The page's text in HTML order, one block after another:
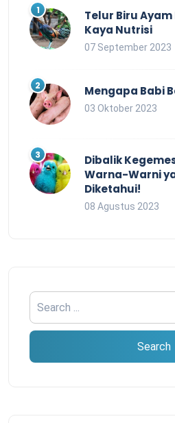
Telur Biru
Kaya Nutrisi
07 September 2023
Mengapa Babi
03 Oktober 2023
Dibalik
Warna-Warni
Diketahui!
08 Agustus 2023